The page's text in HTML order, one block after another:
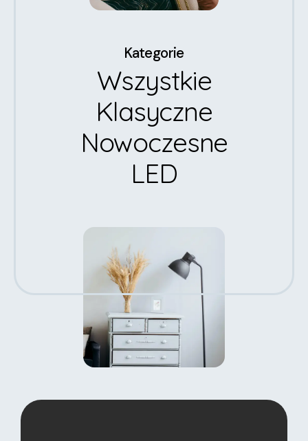
Kategorie
Wszystkie
Klasyczne
Nowoczesne
LED